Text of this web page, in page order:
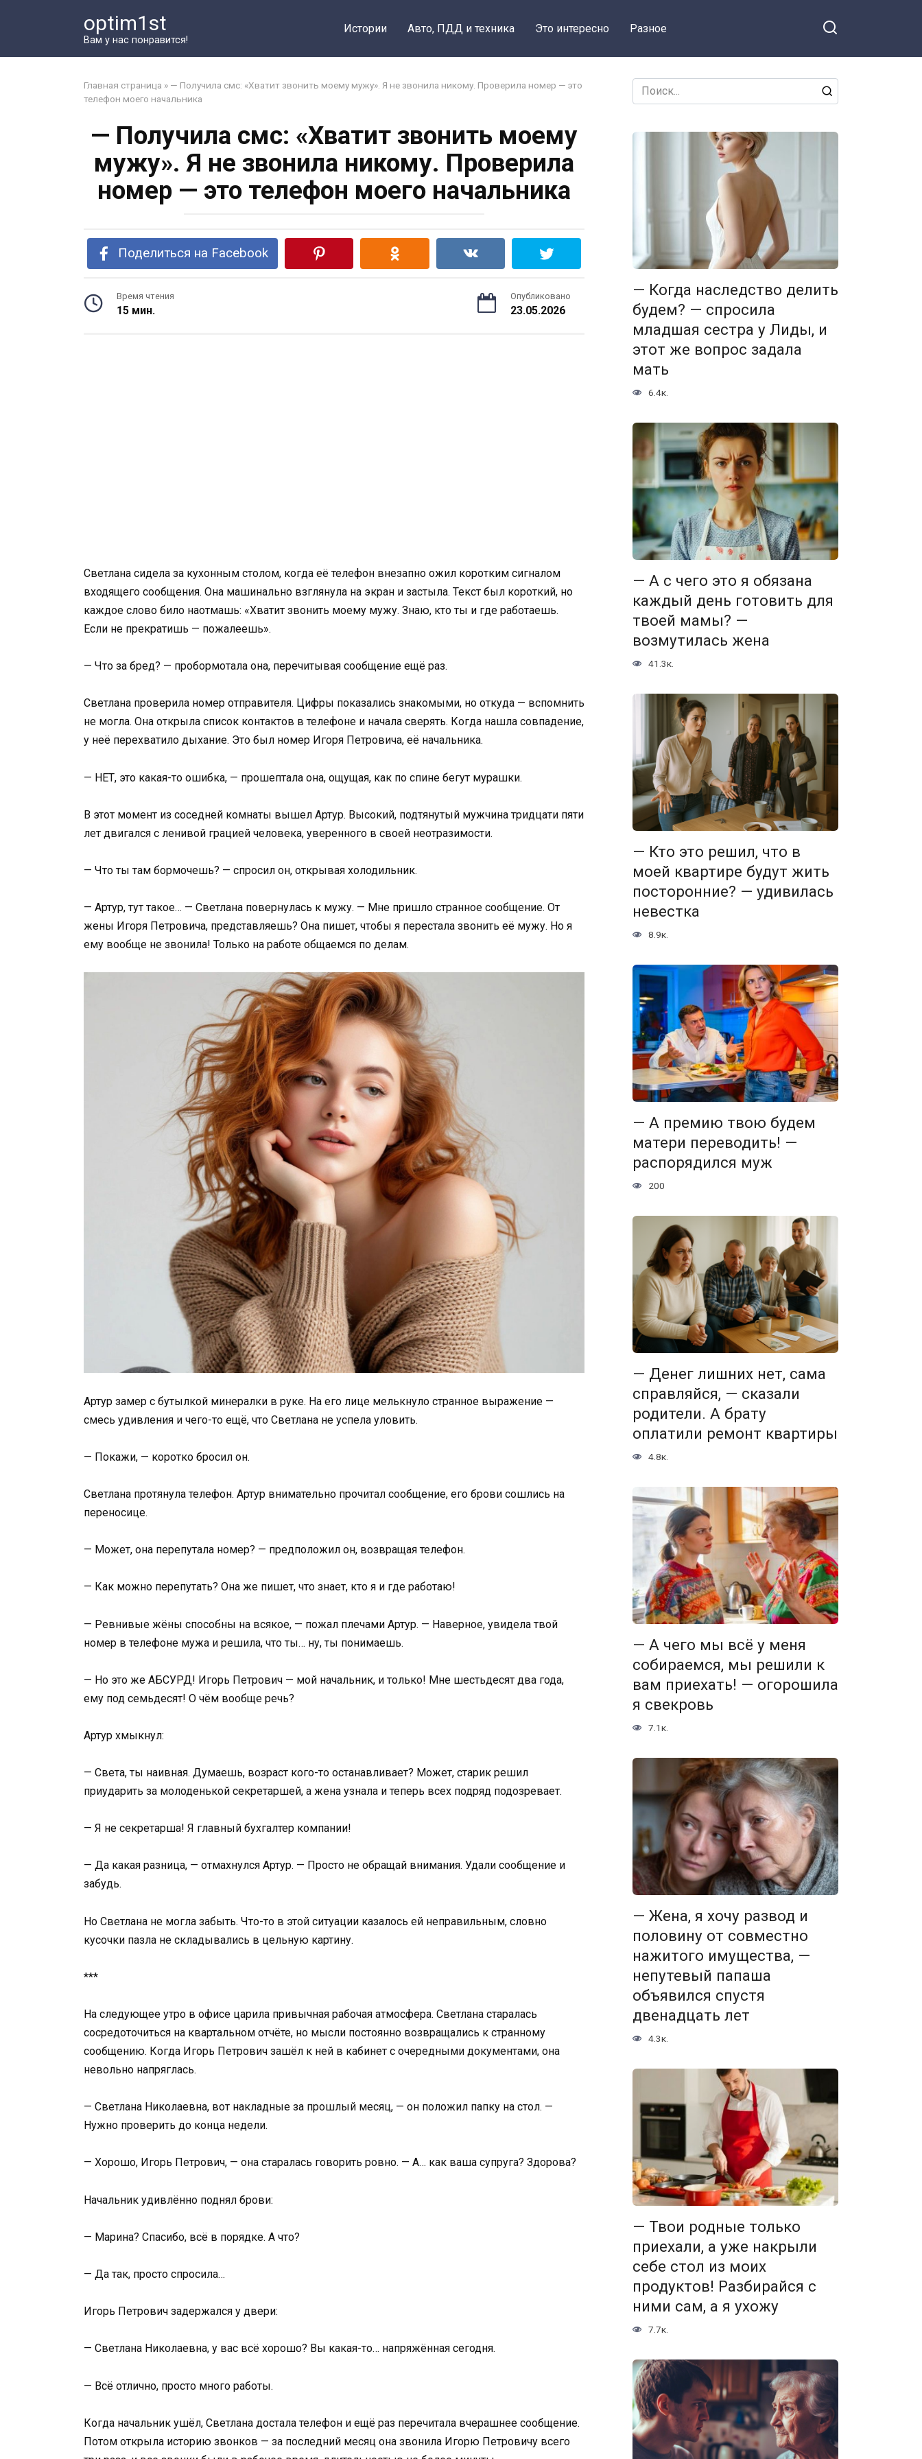
optim1st
Вам у нас понравится!
Истории Авто, ПДД и техника Это интересно Разное
Главная страница » — Получила смс: «Хватит звонить моему мужу». Я не звонила никому. Проверила номер — это
телефон моего начальника
— Получила смс: «Хватит звонить моему
мужу». Я не звонила никому. Проверила
номер — это телефон моего начальника
Поделиться на Facebook
Время чтения
15 мин.
Опубликовано
23.05.2026
Светлана сидела за кухонным столом, когда её телефон внезапно ожил коротким сигналом
входящего сообщения. Она машинально взглянула на экран и застыла. Текст был короткий, но
каждое слово било наотмашь: «Хватит звонить моему мужу. Знаю, кто ты и где работаешь.
Если не прекратишь — пожалеешь».
— Что за бред? — пробормотала она, перечитывая сообщение ещё раз.
Светлана проверила номер отправителя. Цифры показались знакомыми, но откуда — вспомнить
не могла. Она открыла список контактов в телефоне и начала сверять. Когда нашла совпадение,
у неё перехватило дыхание. Это был номер Игоря Петровича, её начальника.
— НЕТ, это какая-то ошибка, — прошептала она, ощущая, как по спине бегут мурашки.
В этот момент из соседней комнаты вышел Артур. Высокий, подтянутый мужчина тридцати пяти
лет двигался с ленивой грацией человека, уверенного в своей неотразимости.
— Что ты там бормочешь? — спросил он, открывая холодильник.
— Артур, тут такое… — Светлана повернулась к мужу. — Мне пришло странное сообщение. От
жены Игоря Петровича, представляешь? Она пишет, чтобы я перестала звонить её мужу. Но я
ему вообще не звонила! Только на работе общаемся по делам.
Артур замер с бутылкой минералки в руке. На его лице мелькнуло странное выражение —
смесь удивления и чего-то ещё, что Светлана не успела уловить.
— Покажи, — коротко бросил он.
Светлана протянула телефон. Артур внимательно прочитал сообщение, его брови сошлись на
переносице.
— Может, она перепутала номер? — предположил он, возвращая телефон.
— Как можно перепутать? Она же пишет, что знает, кто я и где работаю!
— Ревнивые жёны способны на всякое, — пожал плечами Артур. — Наверное, увидела твой
номер в телефоне мужа и решила, что ты… ну, ты понимаешь.
— Но это же АБСУРД! Игорь Петрович — мой начальник, и только! Мне шестьдесят два года,
ему под семьдесят! О чём вообще речь?
Артур хмыкнул:
— Света, ты наивная. Думаешь, возраст кого-то останавливает? Может, старик решил
приударить за молоденькой секретаршей, а жена узнала и теперь всех подряд подозревает.
— Я не секретарша! Я главный бухгалтер компании!
— Да какая разница, — отмахнулся Артур. — Просто не обращай внимания. Удали сообщение и
забудь.
Но Светлана не могла забыть. Что-то в этой ситуации казалось ей неправильным, словно
кусочки пазла не складывались в цельную картину.
***
На следующее утро в офисе царила привычная рабочая атмосфера. Светлана старалась
сосредоточиться на квартальном отчёте, но мысли постоянно возвращались к странному
сообщению. Когда Игорь Петрович зашёл к ней в кабинет с очередными документами, она
невольно напряглась.
— Светлана Николаевна, вот накладные за прошлый месяц, — он положил папку на стол. —
Нужно проверить до конца недели.
— Хорошо, Игорь Петрович, — она старалась говорить ровно. — А… как ваша супруга? Здорова?
Начальник удивлённо поднял брови:
— Марина? Спасибо, всё в порядке. А что?
— Да так, просто спросила…
Игорь Петрович задержался у двери:
— Светлана Николаевна, у вас всё хорошо? Вы какая-то… напряжённая сегодня.
— Всё отлично, просто много работы.
Когда начальник ушёл, Светлана достала телефон и ещё раз перечитала вчерашнее сообщение.
Потом открыла историю звонков — за последний месяц она звонила Игорю Петровичу всего
Search
for:
— Когда наследство делить
будем? — спросила
младшая сестра у Лиды, и
этот же вопрос задала
мать
6.4к.
— А с чего это я обязана
каждый день готовить для
твоей мамы? —
возмутилась жена
41.3к.
— Кто это решил, что в
моей квартире будут жить
посторонние? — удивилась
невестка
8.9к.
— А премию твою будем
матери переводить! —
распорядился муж
200
— Денег лишних нет, сама
справляйся, — сказали
родители. А брату
оплатили ремонт квартиры
4.8к.
— А чего мы всё у меня
собираемся, мы решили к
вам приехать! — огорошила
я свекровь
7.1к.
— Жена, я хочу развод и
половину от совместно
нажитого имущества, —
непутевый папаша
объявился спустя
двенадцать лет
4.3к.
— Твои родные только
приехали, а уже накрыли
себе стол из моих
продуктов! Разбирайся с
ними сам, а я ухожу
7.7к.
освободить жильё